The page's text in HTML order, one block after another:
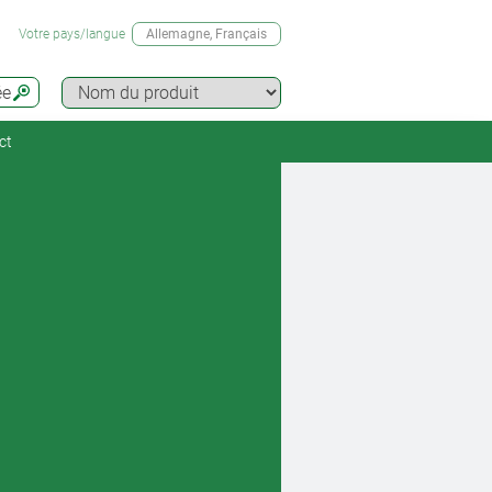
Votre pays/langue Allemagne, Français